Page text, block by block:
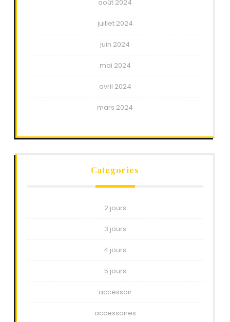
août 2024
juillet 2024
juin 2024
mai 2024
avril 2024
mars 2024
Categories
2 jours
3 jours
4 jours
5 jours
accessoir
accessoires